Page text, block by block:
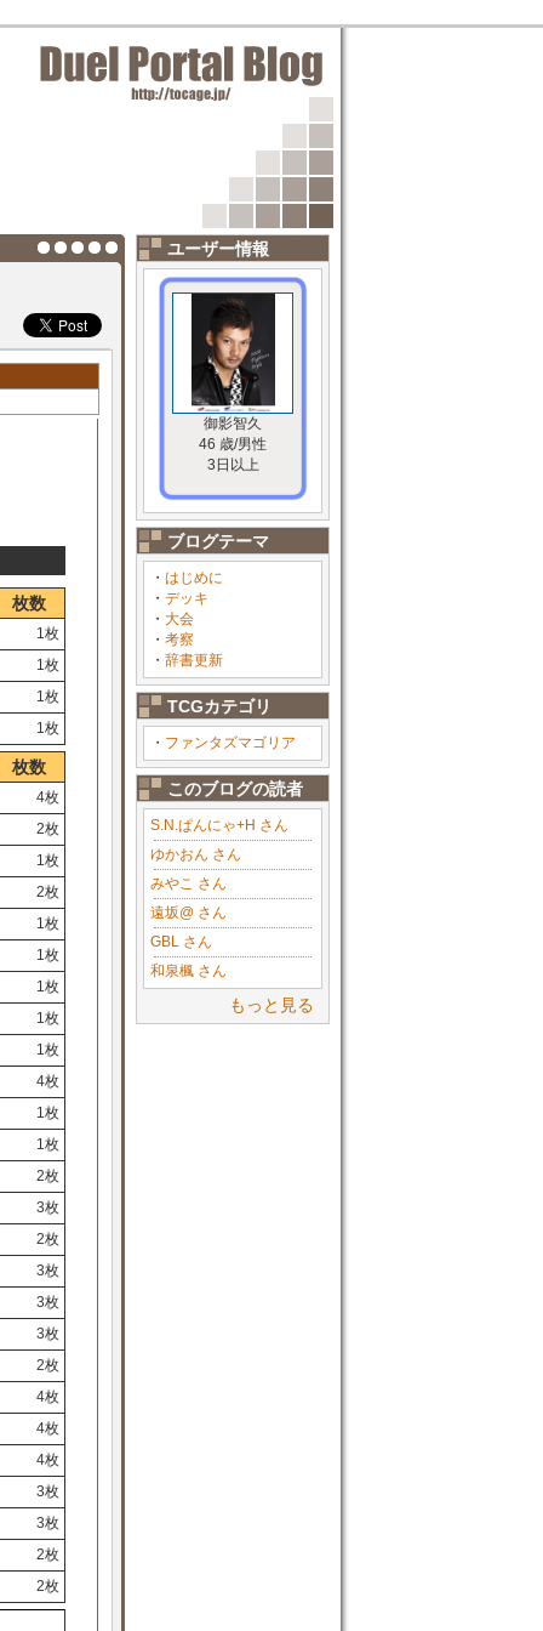
ユーザー情報
御影智久
46 歳/男性
3日以上
ブログテーマ
・ はじめに
・ デッキ
・ 大会
・ 考察
・ 辞書更新
TCGカテゴリ
・ ファンタズマゴリア
このブログの読者
S.N.ぱんにゃ+H さん
ゆかおん さん
みやこ さん
遠坂@ さん
GBL さん
和泉楓 さん
もっと見る
枚数
1枚
1枚
1枚
1枚
枚数
4枚
2枚
1枚
2枚
1枚
1枚
1枚
1枚
1枚
4枚
1枚
1枚
2枚
3枚
2枚
3枚
3枚
3枚
2枚
4枚
4枚
4枚
3枚
3枚
2枚
2枚